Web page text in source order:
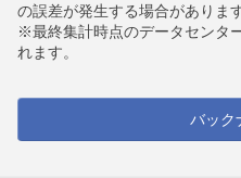
の誤差が発生する場合があります
※最終集計時点のデータセンタ
れます。
バック